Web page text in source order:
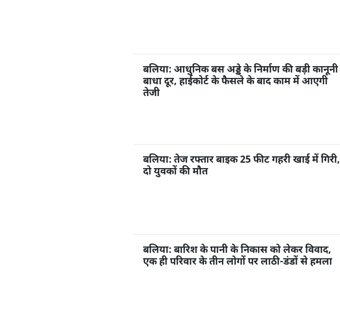
बलिया: आधुनिक बस अड्डे के निर्माण की बड़ी कानूनी
बाधा दूर, हाईकोर्ट के फैसले के बाद काम में आएगी
तेजी
बलिया: तेज रफ्तार बाइक 25 फीट गहरी खाई में गिरी,
दो युवकों की मौत
बलिया: बारिश के पानी के निकास को लेकर विवाद,
एक ही परिवार के तीन लोगों पर लाठी-डंडों से हमला